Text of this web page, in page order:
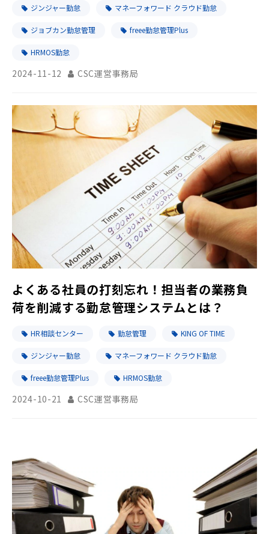
ジンジャー勤怠 マネーフォワード クラウド勤怠
ジョブカン勤怠管理 freee勤怠管理Plus
HRMOS勤怠
2024-11-12 CSC運営事務局
よくある社員の打刻忘れ！担当者の業務負
荷を削減する勤怠管理システムとは？
HR相談センター 勤怠管理 KING OF TIME
ジンジャー勤怠 マネーフォワード クラウド勤怠
freee勤怠管理Plus HRMOS勤怠
2024-10-21 CSC運営事務局